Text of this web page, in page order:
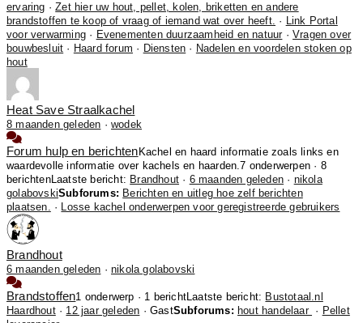
ervaring ·Zet hier uw hout, pellet, kolen, briketten en andere
brandstoffen te koop of vraag of iemand wat over heeft.
·
Link Portal
voor verwarming · Evenementen duurzaamheid en natuur·Vragen over
bouwbesluit · Haard forum · Diensten · Nadelen en voordelen stoken op
hout
Heat Save Straalkachel
8 maanden geleden ·wodek
Forum hulp en berichten Kachel en haard informatie zoals links en
waardevolle informatie over kachels en haarden.7 onderwerpen · 8
berichtenLaatste bericht: Brandhout · 6 maanden geleden · nikola
golabovskiSubforums: Berichten en uitleg hoe zelf berichten
plaatsen.
· Losse kachel onderwerpen voor geregistreerde gebruikers
Brandhout
6 maanden geleden ·nikola golabovski
Brandstoffen1 onderwerp · 1 bericht Laatste bericht: Bustotaal.nl
Haardhout· 12 jaar geleden · GastSubforums: hout handelaar · Pellet